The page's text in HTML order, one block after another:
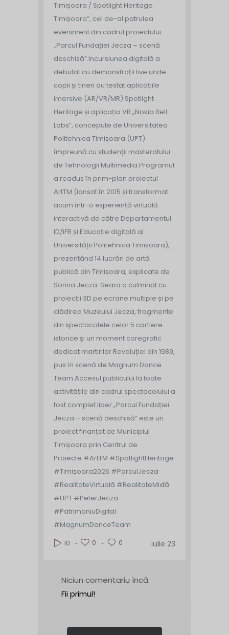
Timișoara / Spotlight Heritage
Timișoara”, cel de-al patrulea
eveniment din cadrul proiectului
„Parcul Fundației Jecza – scenă
deschisă”.Incursiunea digitală a
debutat cu demonstrații live unde
copii și tineri au testat aplicațiile
imersive (AR/VR/MR) Spotlight
Heritage și aplicația VR „Nokia Bell
Labs”, concepute de Universitatea
Politehnica Timișoara (UPT)
împreună cu studenții masteratului
de Tehnologii Multimedia.Programul
a readus în prim-plan proiectul
ArtTM (lansat în 2015 și transformat
acum într-o experiență virtuală
interactivă de către Departamentul
ID/IFR și Educație digitală al
Universității Politehnica Timișoara),
prezentând 14 lucrări de artă
publică din Timișoara, explicate de
Sorina Jecza. Seara a culminat cu
proiecții 3D pe ecrane multiple și pe
clădirea Muzeului Jecza, fragmente
din spectacolele celor 5 cartiere
istorice și un moment coregrafic
dedicat martirilor Revoluției din 1989,
pus în scenă de Magnum Dance
Team.Accesul publicului la toate
activitățile din cadrul spectacolului a
fost complet liber.„Parcul Fundației
Jecza – scenă deschisă” este un
proiect finanțat de Municipiul
Timișoara prin Centrul de
Proiecte.#ArtTM #SpotlightHeritage
#Timișoara2026 #ParculJecza
#RealitateVirtuală #RealitateMixtă
#UPT #PeterJecza
#PatrimoniuDigital
#MagnumDanceTeam
10
0 0 iulie 23
Niciun comentariu încă.
Fii primul!